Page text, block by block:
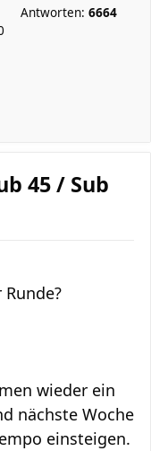
Antworten: 6664
45 / Sub
wieder ein
nächste Woche
einsteigen.